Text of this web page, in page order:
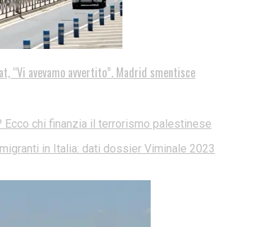
“Vi avevamo avvertito”. Madrid smentisce
Ecco chi finanzia il terrorismo palestinese
in Italia: dati dossier Viminale 2023